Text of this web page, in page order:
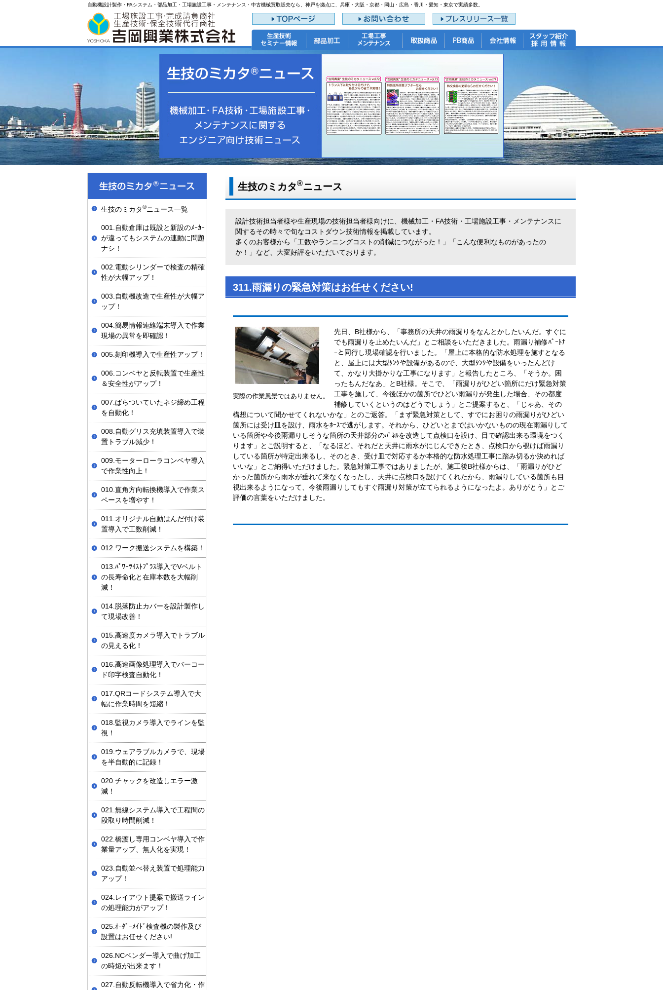
自動機設計製作・FAシステム・部品加工・工場施設工事・メンテナンス・中古機械買取販売なら、神戸を拠点に、兵庫・大阪・京都・岡山・広島・香川・愛知・東京で実績多数。
生技のミカタ®ニュース
設計技術担当者様や生産現場の技術担当者様向けに、機械加工・FA技術・工場施設工事・メンテナンスに
関するその時々で旬なコストダウン技術情報を掲載しています。
多くのお客様から「工数やランニングコストの削減につながった！」「こんな便利なものがあったの
か！」など、大変好評をいただいております。
311.雨漏りの緊急対策はお任せください!
実際の作業風景ではありません。
先日、B社様から、「事務所の天井の雨漏りをなんとかしたいんだ。すぐに
でも雨漏りを止めたいんだ」とご相談をいただきました。雨漏り補修ﾊﾟｰﾄﾅ
ｰと同行し現場確認を行いました。「屋上に本格的な防水処理を施すとなる
と、屋上には大型ﾀﾝｸや設備があるので、大型ﾀﾝｸや設備をいったんどけ
て、かなり大掛かりな工事になります」と報告したところ、「そうか。困
ったもんだなあ」とB社様。そこで、「雨漏りがひどい箇所にだけ緊急対策
工事を施して、今後ほかの箇所でひどい雨漏りが発生した場合、その都度
補修していくというのはどうでしょう」とご提案すると、「じゃあ、その
構想について聞かせてくれないかな」とのご返答。「まず緊急対策として、すでにお困りの雨漏りがひどい
箇所には受け皿を設け、雨水をﾎｰｽで逃がします。それから、ひどいとまではいかないものの現在雨漏りして
いる箇所や今後雨漏りしそうな箇所の天井部分のﾊﾟﾈﾙを改造して点検口を設け、目で確認出来る環境をつく
ります」とご説明すると、「なるほど。それだと天井に雨水がにじんできたとき、点検口から覗けば雨漏り
している箇所が特定出来るし、そのとき、受け皿で対応するか本格的な防水処理工事に踏み切るか決めれば
いいな」とご納得いただけました。緊急対策工事ではありましたが、施工後B社様からは、「雨漏りがひど
かった箇所から雨水が垂れて来なくなったし、天井に点検口を設けてくれたから、雨漏りしている箇所も目
視出来るようになって、今後雨漏りしてもすぐ雨漏り対策が立てられるようになったよ。ありがとう」とご
評価の言葉をいただけました。
生技のミカタ®ニュース一覧
001.自動倉庫は既設と新設のﾒｰｶｰ
が違ってもシステムの連動に問題
ナシ！
002.電動シリンダーで検査の精確
性が大幅アップ！
003.自動機改造で生産性が大幅ア
ップ！
004.簡易情報連絡端末導入で作業
現場の異常を即確認！
005.刻印機導入で生産性アップ！
006.コンベヤと反転装置で生産性
＆安全性がアップ！
007.ばらついていたネジ締め工程
を自動化！
008.自動グリス充填装置導入で装
置トラブル減少！
009.モーターローラコンベヤ導入
で作業性向上！
010.直角方向転換機導入で作業ス
ペースを増やす！
011.オリジナル自動はんだ付け装
置導入で工数削減！
012.ワーク搬送システムを構築！
013.ﾊﾟﾜｰﾂｲｽﾄﾌﾟﾗｽ導入でVベルト
の長寿命化と在庫本数を大幅削
減！
014.脱落防止カバーを設計製作し
て現場改善！
015.高速度カメラ導入でトラブル
の見える化！
016.高速画像処理導入でバーコー
ド印字検査自動化！
017.QRコードシステム導入で大
幅に作業時間を短縮！
018.監視カメラ導入でラインを監
視！
019.ウェアラブルカメラで、現場
を半自動的に記録！
020.チャックを改造しエラー激
減！
021.無線システム導入で工程間の
段取り時間削減！
022.橋渡し専用コンベヤ導入で作
業量アップ、無人化を実現！
023.自動並べ替え装置で処理能力
アップ！
024.レイアウト提案で搬送ライン
の処理能力がアップ！
025.ｵｰﾀﾞｰﾒｲﾄﾞ検査機の製作及び
設置はお任せください!
026.NCベンダー導入で曲げ加工
の時短が出来ます！
027.自動反転機導入で省力化・作